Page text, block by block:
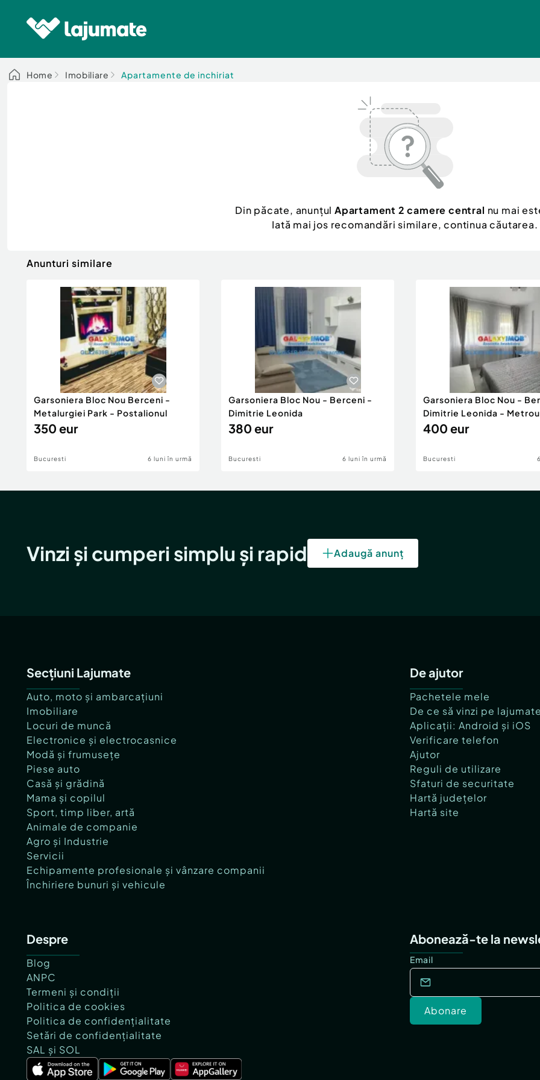
Home Imobiliare Apartamente de inchiriat
Din păcate, anunțulApartament 2 camere central nu mai
Iată mai jos recomandări similare, continua căutarea.
Anunturi similare
Garsoniera Bloc Nou Berceni -
Metalurgiei Park - Postalionul
350 eur
Bucuresti 6 luni în urmă
Garsoniera Bloc Nou - Berceni -
Dimitrie Leonida
380 eur
Bucuresti 6 luni în urmă
Garsoniera Bloc Nou -
Dimitrie Leonida -
400 eur
Bucuresti
Vinzi și cumperi simplu și rapid Adaugă anunț
Secțiuni Lajumate
Auto, moto și ambarcațiuni
Imobiliare
Locuri de muncă
Electronice și electrocasnice
Modă și frumusețe
Piese auto
Casă și grădină
Mama și copilul
Sport, timp liber, artă
Animale de companie
Agro și Industrie
Servicii
Echipamente profesionale și vânzare companii
Închiriere bunuri și vehicule
De ajutor
Pachetele mele
De ce să vinzi pe
Aplicații: Android și iOS
Verificare telefon
Ajutor
Reguli de utilizare
Sfaturi de securitate
Hartă județelor
Hartă site
Despre
Blog
ANPC
Termeni și condiții
Politica de cookies
Politica de confidențialitate
Setări de confidențialitate
SAL și SOL
Abonează-te la
Email
Abonare